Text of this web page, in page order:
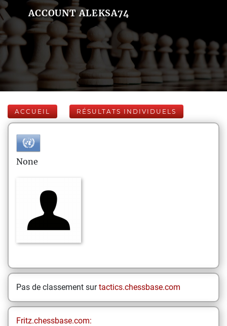
ACCOUNT ALEKSA74
ACCUEIL RÉSULTATS INDIVIDUELS
None
Pas de classement surtactics.chessbase.com
Fritz.chessbase.com: